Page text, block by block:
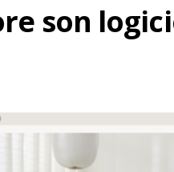
son